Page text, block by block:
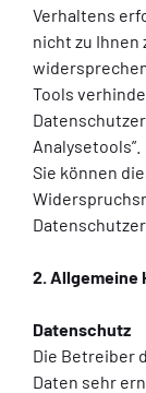
Verhaltens
nicht zu
Tools
Analysetools”.
Sie können
2. Allgemeine
Datenschutz
Die Betreiber
Daten sehr